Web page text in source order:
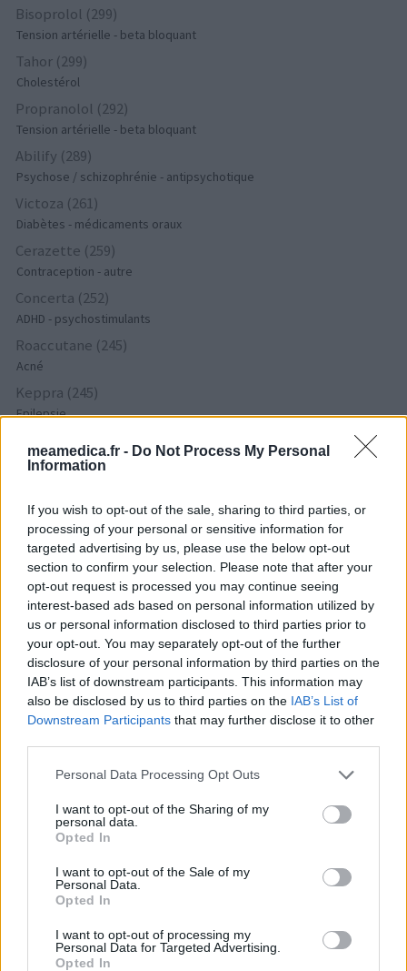
meamedica.fr - Do Not Process My Personal
Information
If you wish to opt-out of the sale, sharing to third parties, or
processing of your personal or sensitive information for
targeted advertising by us, please use the below opt-out
section to confirm your selection. Please note that after your
opt-out request is processed you may continue seeing
interest-based ads based on personal information utilized by
us or personal information disclosed to third parties prior to
your opt-out. You may separately opt-out of the further
disclosure of your personal information by third parties on the
IAB’s list of downstream participants. This information may
also be disclosed by us to third parties on the IAB’s List of
Downstream Participants that may further disclose it to other
Personal Data Processing Opt Outs
I want to opt-out of the Sharing of my
personal data.
Opted In
I want to opt-out of the Sale of my
Personal Data.
Opted In
I want to opt-out of processing my
Personal Data for Targeted Advertising.
Opted In
Bisoprolol (299)
Tension artérielle - beta bloquant
Tahor (299)
Cholestérol
Propranolol (292)
Tension artérielle - beta bloquant
Abilify (289)
Psychose / schizophrénie - antipsychotique
Victoza (261)
Diabètes - médicaments oraux
Cerazette (259)
Contraception - autre
Concerta (252)
ADHD - psychostimulants
Roaccutane (245)
Acné
Keppra (245)
Epilepsie
Antibiotiques - tetracyclines
Dépression - antidépresseurs TCA
Risperdal (230)
Psychose / schizophrénie - antipsychotique
Les évaluations de cette page sont écrites par les utilisateurs
eux-mêmes ; ces avis sont d’abord lus, et éventuellement
adaptés afin de répondre à nos standards en ce qui concerne
l’évaluation d’un médicament, avant d’être approuvés. Pour
partager des évaluations, il n’est pas nécessaire de posséder
des connaissances médicales. De cette façon, les évaluations
N’oubliez-pas que les expériences peuvent varier selon les
contact avec votre médecin ou votre pharmacien.